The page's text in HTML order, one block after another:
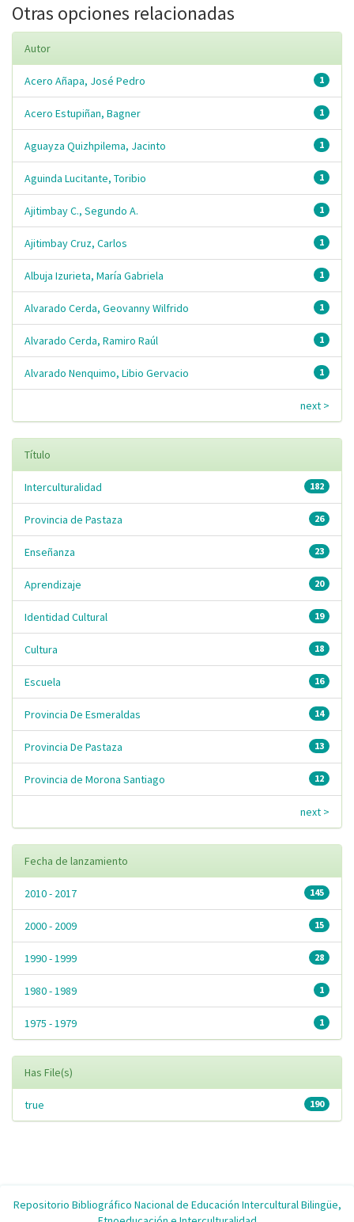
Otras opciones relacionadas
Autor
1
Acero Añapa, José Pedro
1
Acero Estupiñan, Bagner
1
Aguayza Quizhpilema, Jacinto
1
Aguinda Lucitante, Toribio
1
Ajitimbay C., Segundo A.
1
Ajitimbay Cruz, Carlos
1
Albuja Izurieta, María Gabriela
1
Alvarado Cerda, Geovanny Wilfrido
1
Alvarado Cerda, Ramiro Raúl
1
Alvarado Nenquimo, Libio Gervacio
next >
Título
182
Interculturalidad
26
Provincia de Pastaza
23
Enseñanza
20
Aprendizaje
19
Identidad Cultural
18
Cultura
16
Escuela
14
Provincia De Esmeraldas
13
Provincia De Pastaza
12
Provincia de Morona Santiago
next >
Fecha de lanzamiento
145
2010 - 2017
15
2000 - 2009
28
1990 - 1999
1
1980 - 1989
1
1975 - 1979
Has File(s)
190
true
Repositorio Bibliográfico Nacional de Educación Intercultural Bilingüe,